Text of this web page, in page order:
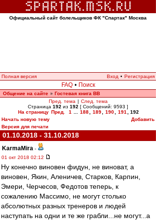
Официальный сайт болельщиков ФК "Спартак" Москва
Полная версия Вход • Регистрация
FAQ • Поиск
Общение на сайте » Гостевая книга ВВ
Пред. тема | След. тема
Страница 192 из 192 [ Сообщений: 9593 ]
На страницу Пред. 1 188 189 190 191
192
Начать новую тему
Добавить
Версия для печати
01.10.2018 - 31.10.2018
KarmaMira -
01 окт 2018 02:12
Ну конечно виновен фидун, не виноват, а
виновен, Якин, Аленичев, Старков, Карпин,
Эмери, Черчесов, Федотов теперь, к
сожалению Массимо, не могут столько
абсолютных разных тренеров и людей
наступать на одни и те же грабли...не могут...а